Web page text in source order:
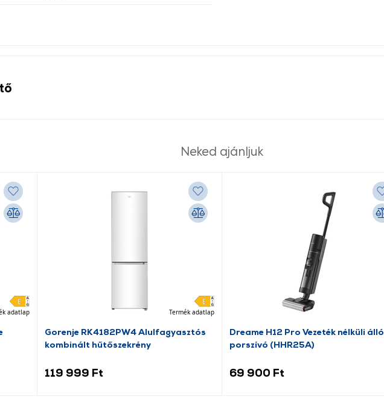
Neked ajánljuk
adatlap Termék adatlap
Gorenje RK4182PW4 Alulfagyasztós
kombinált hűtőszekrény
119 999 Ft
Dreame H12 Pro Vezeték nélküli álló
porszívó (HHR25A)
69 900 Ft